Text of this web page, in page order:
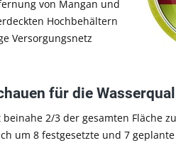
von Mangan und
Hochbehältern
Versorgungsnetz
für die
2/3 der gesamten Fläche
um 8 festgesetzte und 7